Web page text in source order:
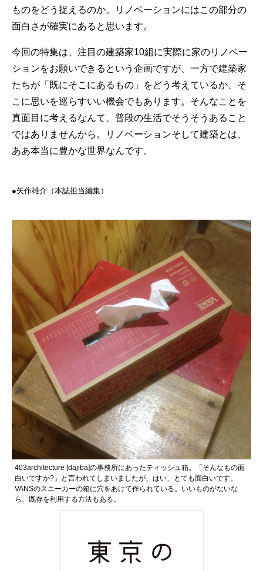
ものをどう捉えるのか。リノベーションにはこの部分の
面白さが確実にあると思います。
今回の特集は、注目の建築家10組に実際に家のリノベー
ションをお願いできるという企画ですが、一方で建築家
たちが「既にそこにあるもの」をどう考えているか、そ
こに思いを巡らすいい機会でもあります。そんなことを
真面目に考えるなんて、普段の生活でそうそうあること
ではありませんから。リノベーションそして建築とは、
ああ本当に豊かな世界なんです。
●矢作雄介（本誌担当編集）
403architecture [dajiba]の事務所にあったティッシュ箱。「そんなもの面
白いですか?」と言われてしまいましたが、はい、とても面白いです。
VANSのスニーカーの箱に穴をあけて作られている。いいものがないな
ら、既存を利用する方法もある。